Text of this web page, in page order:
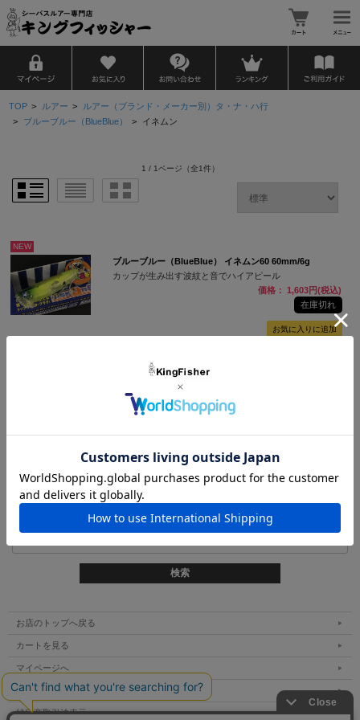
TOP > ルアー > ルアー（ブランド・メーカー別）タ・ナ・ハ行
> ブルーブルー（BlueBlue） > イネムン
1 / 1ページ （全1件）
NEW
ブルーブルー（BlueBlue） イネムン60 60mm/6g
カップが生み出す波紋と音でハイアピール
価格： 1,603円(税込)
在庫切れ
1 / 1ページ（全1件）
お店のトップへ戻る
カートを見る
マイページへ
ご利用案内
特定商取引法表示